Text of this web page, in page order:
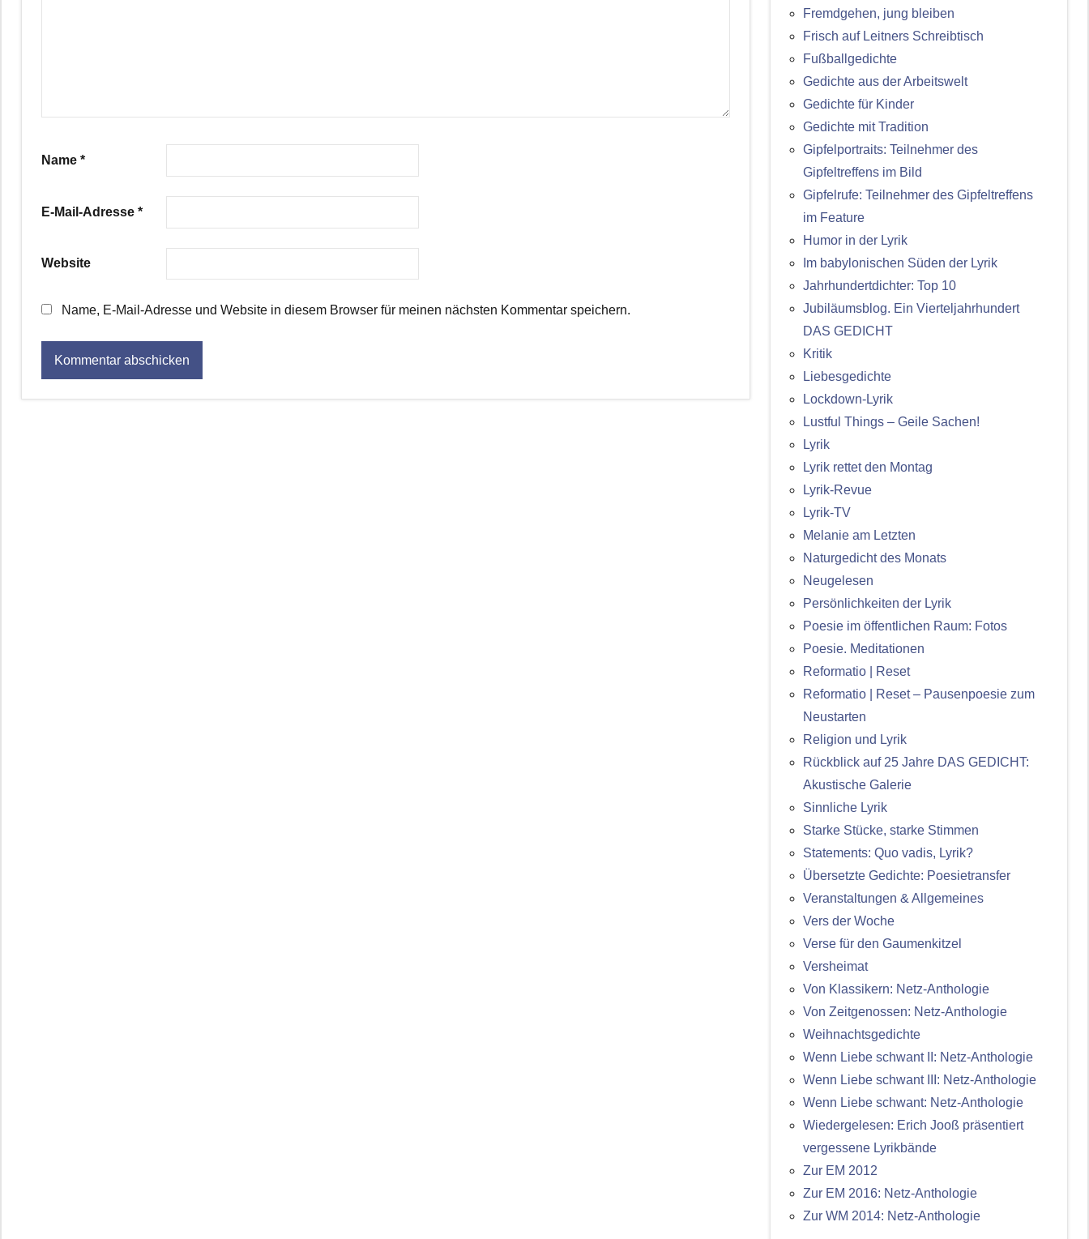
Name *
E-Mail-Adresse *
Website
Name, E-Mail-Adresse und Website in diesem Browser für meinen nächsten Kommentar speichern.
Fremdgehen, jung bleiben
Frisch auf Leitners Schreibtisch
Fußballgedichte
Gedichte aus der Arbeitswelt
Gedichte für Kinder
Gedichte mit Tradition
Gipfelportraits: Teilnehmer des
Gipfeltreffens im Bild
Gipfelrufe: Teilnehmer des Gipfeltreffens
im Feature
Humor in der Lyrik
Im babylonischen Süden der Lyrik
Jahrhundertdichter: Top 10
Jubiläumsblog. Ein Vierteljahrhundert
DAS GEDICHT
Kritik
Liebesgedichte
Lockdown-Lyrik
Lustful Things – Geile Sachen!
Lyrik
Lyrik rettet den Montag
Lyrik-Revue
Lyrik-TV
Melanie am Letzten
Naturgedicht des Monats
Neugelesen
Persönlichkeiten der Lyrik
Poesie im öffentlichen Raum: Fotos
Poesie. Meditationen
Reformatio | Reset
Reformatio | Reset – Pausenpoesie zum
Neustarten
Religion und Lyrik
Rückblick auf 25 Jahre DAS GEDICHT:
Akustische Galerie
Sinnliche Lyrik
Starke Stücke, starke Stimmen
Statements: Quo vadis, Lyrik?
Übersetzte Gedichte: Poesietransfer
Veranstaltungen & Allgemeines
Vers der Woche
Verse für den Gaumenkitzel
Versheimat
Von Klassikern: Netz-Anthologie
Von Zeitgenossen: Netz-Anthologie
Weihnachtsgedichte
Wenn Liebe schwant II: Netz-Anthologie
Wenn Liebe schwant III: Netz-Anthologie
Wenn Liebe schwant: Netz-Anthologie
Wiedergelesen: Erich Jooß präsentiert
vergessene Lyrikbände
Zur EM 2012
Zur EM 2016: Netz-Anthologie
Zur WM 2014: Netz-Anthologie